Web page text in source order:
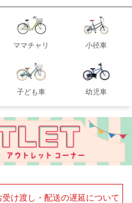
ママチャリ 小径車
子ども車 幼児車
け渡し・配送の遅延について